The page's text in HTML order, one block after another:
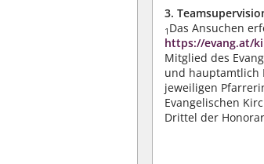
3.
1 Das Ansuchen
https://evang.at/
Mitglied des
und hauptamtlich
jeweiligen
Evangelischen
Drittel der